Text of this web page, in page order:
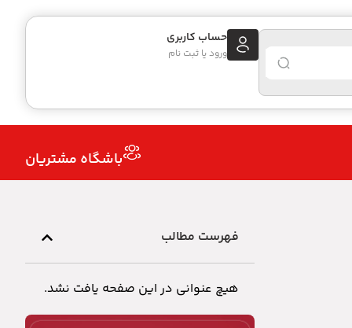
حساب کاربری
ورود یا ثبت نام
باشگاه مشتریان
فهرست مطالب
هیچ عنوانی در این صفحه یافت نشد.